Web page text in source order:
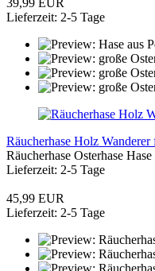
Lieferzeit: 2-5 Tage
Räucherhase Holz
Räucherhase Osterhase
Lieferzeit: 2-5 Tage
45,99 EUR
Lieferzeit: 2-5 Tage